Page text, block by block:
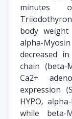
minutes
body
alpha-
decreased
chain (beta-
Ca2+
expression
HYPO,
while beta-